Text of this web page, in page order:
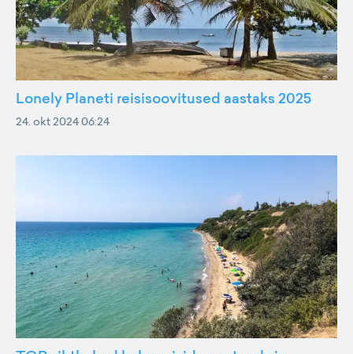
Lonely Planeti reisisoovitused aastaks 2025
24. okt 2024 06:24